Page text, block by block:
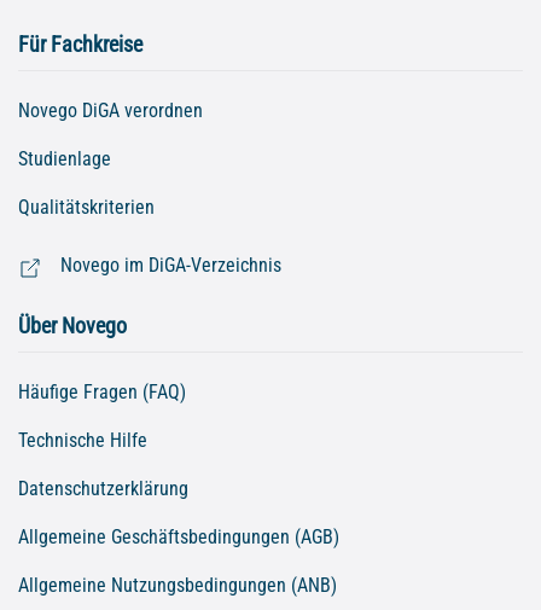
Für Fachkreise
Novego DiGA verordnen
Studienlage
Qualitätskriterien
Novego im DiGA-Verzeichnis
Über Novego
Häufige Fragen (FAQ)
Technische Hilfe
Datenschutzerklärung
Allgemeine Geschäftsbedingungen (AGB)
Allgemeine Nutzungsbedingungen (ANB)